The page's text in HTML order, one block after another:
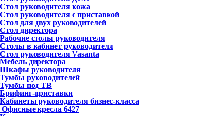
Стол руководителя кожа
Стол руководителя с приставкой
Стол для двух руководителей
Стол директора
Рабочие столы руководителя
Столы в кабинет руководителя
Стол руководителя Vasanta
Мебель директора
Шкафы руководителя
Тумбы руководителей
Тумбы под ТВ
Брифинг-приставки
Кабинеты руководителя бизнес-класса
Офисные кресла 6427